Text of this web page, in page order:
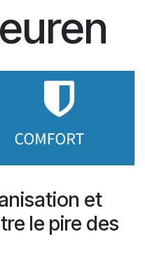
et
le pire des